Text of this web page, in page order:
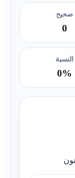
صحيح
0
النسبة
0%